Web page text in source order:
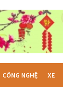
CÔNG NGHỆ XE